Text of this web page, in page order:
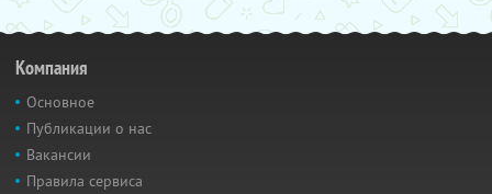
Компания
Основное
Публикации о нас
Вакансии
Правила сервиса